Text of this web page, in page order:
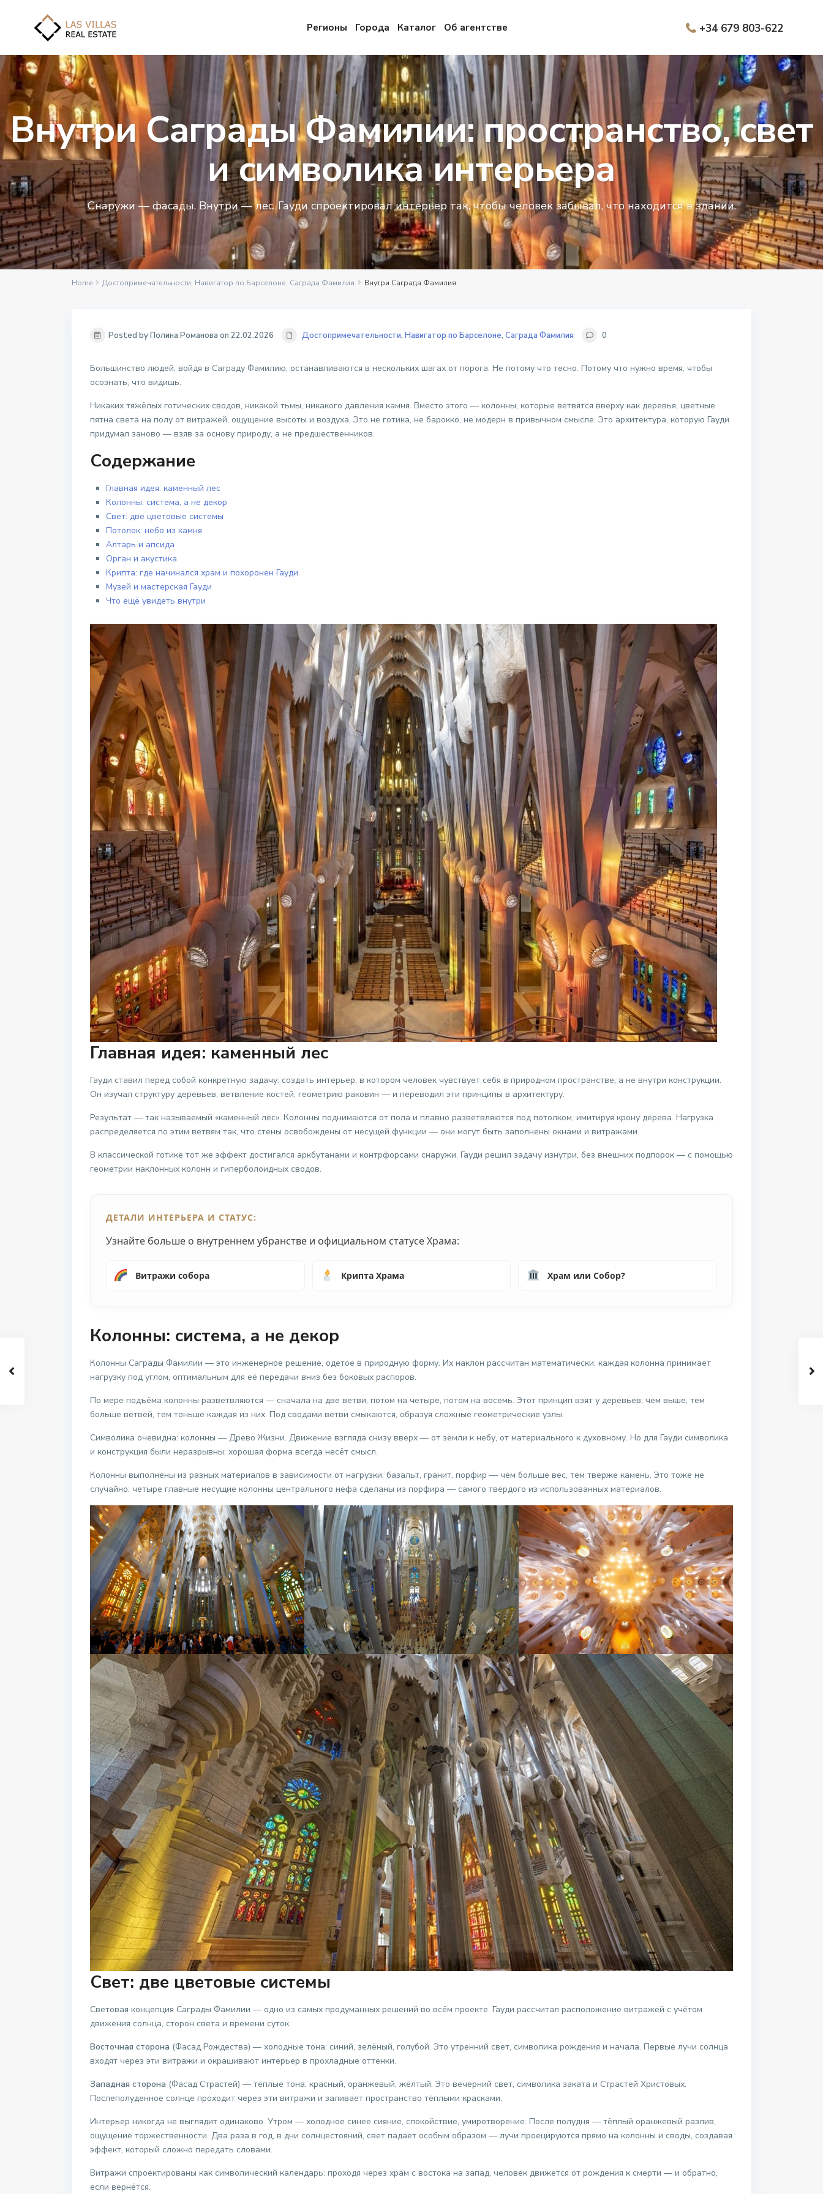
Регионы Города Каталог Об агентстве +34 679 803-622
Внутри Саграды Фамилии: пространство, свет
и символика интерьера
Снаружи — фасады. Внутри — лес. Гауди спроектировал интерьер так, чтобы человек забывал, что находится в здании.
Home Достопримечательности, Навигатор по Барселоне, Саграда Фамилия Внутри Саграда Фамилия
Posted by Полина Романова on 22.02.2026 Достопримечательности, Навигатор по Барселоне, Саграда Фамилия 0
Большинство людей, войдя в Саграду Фамилию, останавливаются в нескольких шагах от порога. Не потому что тесно. Потому что нужно время, чтобы
осознать, что видишь.
Никаких тяжёлых готических сводов, никакой тьмы, никакого давления камня. Вместо этого — колонны, которые ветвятся вверху как деревья, цветные
пятна света на полу от витражей, ощущение высоты и воздуха. Это не готика, не барокко, не модерн в привычном смысле. Это архитектура, которую Гауди
придумал заново — взяв за основу природу, а не предшественников.
Содержание
Главная идея: каменный лес
Колонны: система, а не декор
Свет: две цветовые системы
Потолок: небо из камня
Алтарь и апсида
Орган и акустика
Крипта: где начинался храм и похоронен Гауди
Музей и мастерская Гауди
Что ещё увидеть внутри
Главная идея: каменный лес
Гауди ставил перед собой конкретную задачу: создать интерьер, в котором человек чувствует себя в природном пространстве, а не внутри конструкции.
Он изучал структуру деревьев, ветвление костей, геометрию раковин — и переводил эти принципы в архитектуру.
Результат — так называемый «каменный лес». Колонны поднимаются от пола и плавно разветвляются под потолком, имитируя крону дерева. Нагрузка
распределяется по этим ветвям так, что стены освобождены от несущей функции — они могут быть заполнены окнами и витражами.
В классической готике тот же эффект достигался аркбутанами и контрфорсами снаружи. Гауди решил задачу изнутри, без внешних подпорок — с помощью
геометрии наклонных колонн и гиперболоидных сводов.
ДЕТАЛИ ИНТЕРЬЕРА И СТАТУС:
Узнайте больше о внутреннем убранстве и официальном статусе Храма:
Витражи собора Крипта Храма Храм или Собор?
Колонны: система, а не декор
Колонны Саграды Фамилии — это инженерное решение, одетое в природную форму. Их наклон рассчитан математически: каждая колонна принимает
нагрузку под углом, оптимальным для её передачи вниз без боковых распоров.
По мере подъёма колонны разветвляются — сначала на две ветви, потом на четыре, потом на восемь. Этот принцип взят у деревьев: чем выше, тем
больше ветвей, тем тоньше каждая из них. Под сводами ветви смыкаются, образуя сложные геометрические узлы.
Символика очевидна: колонны — Древо Жизни. Движение взгляда снизу вверх — от земли к небу, от материального к духовному. Но для Гауди символика
и конструкция были неразрывны: хорошая форма всегда несёт смысл.
Колонны выполнены из разных материалов в зависимости от нагрузки: базальт, гранит, порфир — чем больше вес, тем тверже камень. Это тоже не
случайно: четыре главные несущие колонны центрального нефа сделаны из порфира — самого твёрдого из использованных материалов.
Свет: две цветовые системы
Световая концепция Саграды Фамилии — одно из самых продуманных решений во всём проекте. Гауди рассчитал расположение витражей с учётом
движения солнца, сторон света и времени суток.
Восточная сторона (Фасад Рождества) — холодные тона: синий, зелёный, голубой. Это утренний свет, символика рождения и начала. Первые лучи солнца
входят через эти витражи и окрашивают интерьер в прохладные оттенки.
Западная сторона (Фасад Страстей) — тёплые тона: красный, оранжевый, жёлтый. Это вечерний свет, символика заката и Страстей Христовых.
Послеполуденное солнце проходит через эти витражи и заливает пространство тёплыми красками.
Интерьер никогда не выглядит одинаково. Утром — холодное синее сияние, спокойствие, умиротворение. После полудня — тёплый оранжевый разлив,
ощущение торжественности. Два раза в год, в дни солнцестояний, свет падает особым образом — лучи проецируются прямо на колонны и своды, создавая
эффект, который сложно передать словами.
Витражи спроектированы как символический календарь: проходя через храм с востока на запад, человек движется от рождения к смерти — и обратно,
если вернётся.